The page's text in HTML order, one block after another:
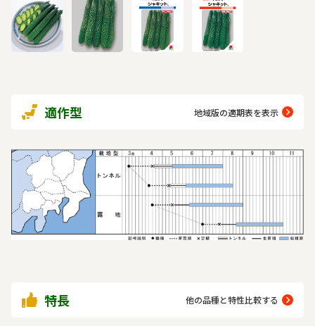
適作型 地域版の適期表を表示
特長 他の品種と特性比較する